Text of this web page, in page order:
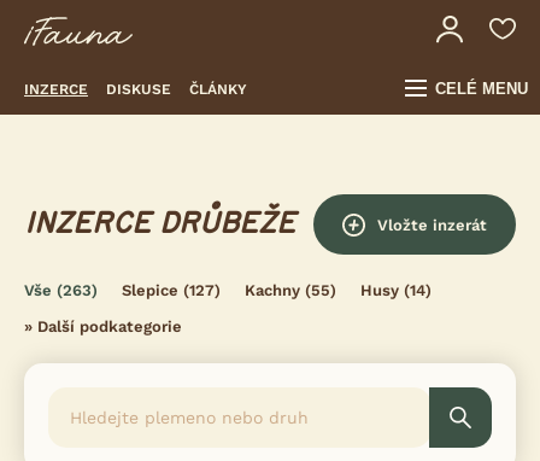
INZERCE DISKUSE ČLÁNKY CELÉ MENU
INZERCE DRŮBEŽE Vložte inzerát
Vše (263) Slepice (127) Kachny (55) Husy (14)
» Další podkategorie